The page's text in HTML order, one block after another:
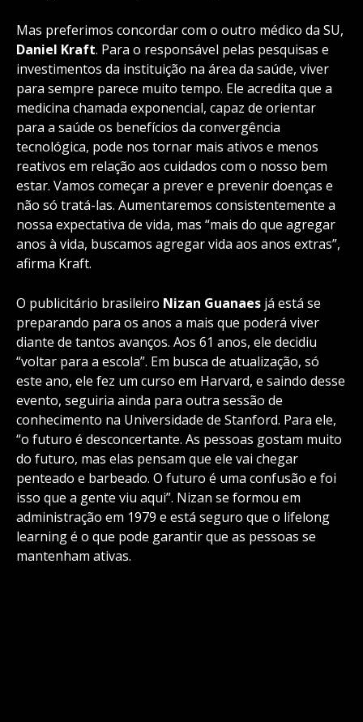
Mas preferimos concordar com o outro médico da SU,
Daniel Kraft. Para o responsável pelas pesquisas e
investimentos da instituição na área da saúde, viver
para sempre parece muito tempo. Ele acredita que a
medicina chamada exponencial, capaz de orientar
para a saúde os benefícios da convergência
tecnológica, pode nos tornar mais ativos e menos
reativos em relação aos cuidados com o nosso bem
estar. Vamos começar a prever e prevenir doenças e
não só tratá-las. Aumentaremos consistentemente a
nossa expectativa de vida, mas “mais do que agregar
anos à vida, buscamos agregar vida aos anos extras”,
afirma Kraft.
O publicitário brasileiro Nizan Guanaes já está se
preparando para os anos a mais que poderá viver
diante de tantos avanços. Aos 61 anos, ele decidiu
“voltar para a escola”. Em busca de atualização, só
este ano, ele fez um curso em Harvard, e saindo desse
evento, seguiria ainda para outra sessão de
conhecimento na Universidade de Stanford. Para ele,
“o futuro é desconcertante. As pessoas gostam muito
do futuro, mas elas pensam que ele vai chegar
penteado e barbeado. O futuro é uma confusão e foi
isso que a gente viu aqui”. Nizan se formou em
administração em 1979 e está seguro que o lifelong
learning é o que pode garantir que as pessoas se
mantenham ativas.